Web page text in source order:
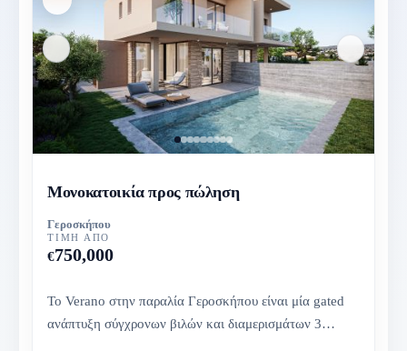
Μονοκατοικία προς πώληση
Γεροσκήπου
ΤΙΜΉ ΑΠΌ
€750,000
Το Verano στην παραλία Γεροσκήπου είναι μία gated
ανάπτυξη σύγχρονων βιλών και διαμερισμάτων 3